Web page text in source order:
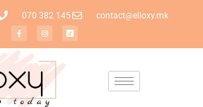
070 382 145 contact@elloxy.mk